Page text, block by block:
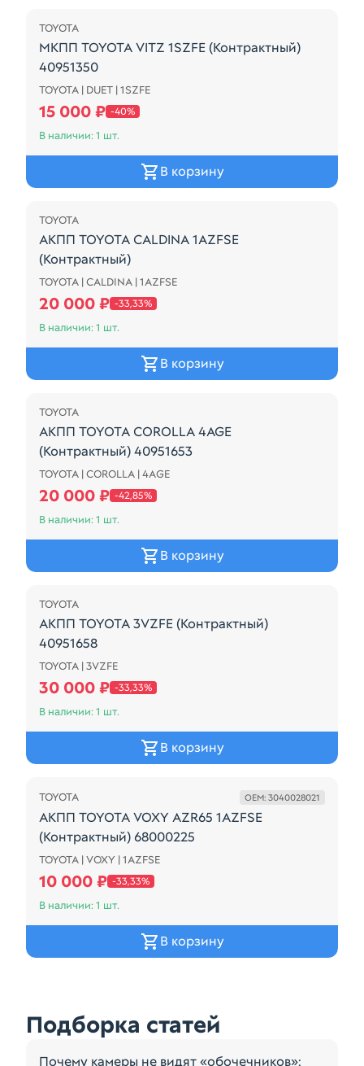
TOYOTA
МКПП TOYOTA VITZ 1SZFE (Контрактный)
40951350
МКПП TOYOTA VITZ 1SZFE (Контрактный) 40951350
TOYOTA | DUET | 1SZFE
15 000 ₽ -40%
В наличии: 1 шт.
В корзину
Распродажа
TOYOTA
АКПП TOYOTA CALDINA 1AZFSE
(Контрактный)
A248F
TOYOTA | CALDINA | 1AZFSE
20 000 ₽ -33,33%
В наличии: 1 шт.
В корзину
Распродажа
TOYOTA
АКПП TOYOTA COROLLA 4AGE
(Контрактный) 40951653
АКПП TOYOTA COROLLA 4AGE (Контрактный)
TOYOTA | COROLLA | 4AGE
20 000 ₽ -42,85%
В наличии: 1 шт.
В корзину
Распродажа
TOYOTA
АКПП TOYOTA 3VZFE (Контрактный)
40951658
A540E
TOYOTA | 3VZFE
30 000 ₽ -33,33%
В наличии: 1 шт.
В корзину
Распродажа
TOYOTA OEM: 3040028021
АКПП TOYOTA VOXY AZR65 1AZFSE
(Контрактный) 68000225
4WD / Маркировка: K111F-04A
TOYOTA | VOXY | 1AZFSE
10 000 ₽ -33,33%
В наличии: 1 шт.
В корзину
Подборка статей
Почему камеры не видят «обочечников»: